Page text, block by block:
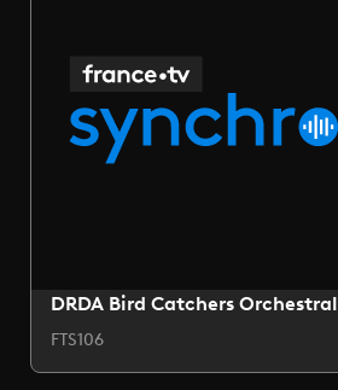
DRDA Bird Catchers Orchestral
FTS106